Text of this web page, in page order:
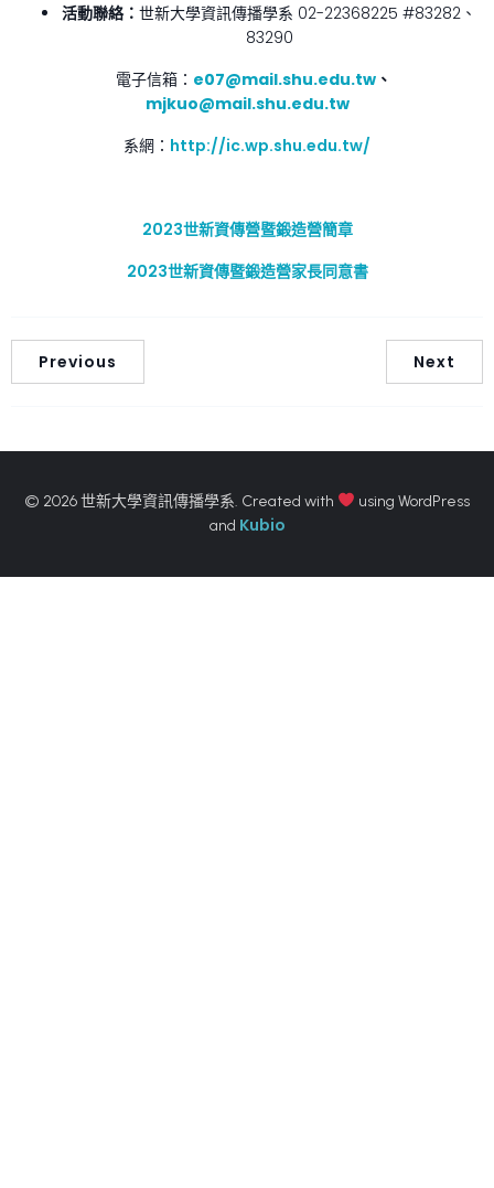
活動聯絡： 世新大學資訊傳播學系 02-22368225 #83282、
83290
電子信箱： e07@mail.shu.edu.tw 、
mjkuo@mail.shu.edu.tw
系網： http://ic.wp.shu.edu.tw/
2023世新資傳營暨鍛造營簡章
2023世新資傳暨鍛造營家長同意書
Previous Next
© 2026 世新大學資訊傳播學系. Created with
using WordPress
and Kubio